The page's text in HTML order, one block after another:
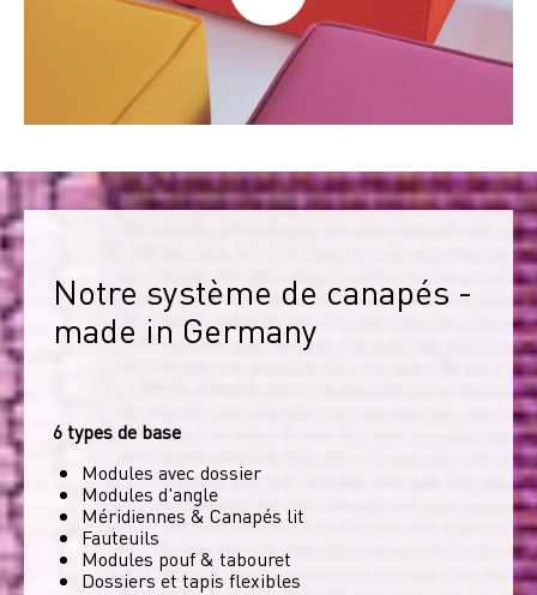
Notre système de canapés -
made in Germany
6 types de base
Modules avec dossier
Modules d'angle
Méridiennes & Canapés lit
Fauteuils
Modules pouf & tabouret
Dossiers et tapis flexibles